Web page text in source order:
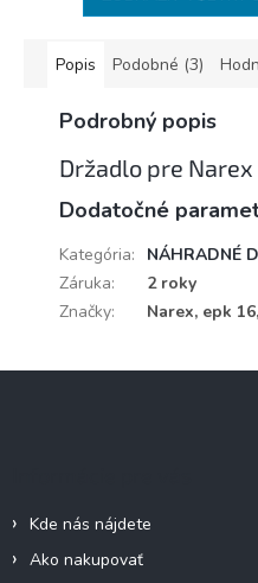
Popis Podobné (3)
Podrobný popis
Držadlo pre Narex
Dodatočné
Kategória:
NÁHRADNÉ
Záruka:
2 roky
Značky: Narex, epk
Kde nás nájdete
Ako nakupovať